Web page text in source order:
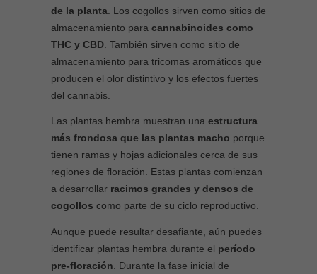
de la planta . Los cogollos sirven como sitios de
almacenamiento para cannabinoides como
THC y CBD . También sirven como sitio de
almacenamiento para tricomas aromáticos que
producen el olor distintivo y los efectos fuertes
del cannabis.
Las plantas hembra muestran una estructura
más frondosa que las plantas macho porque
tienen ramas y hojas adicionales cerca de sus
regiones de floración. Estas plantas comienzan
a desarrollar racimos grandes y densos de
cogollos como parte de su ciclo reproductivo.
Aunque puede resultar desafiante, aún puedes
identificar plantas hembra durante el período
pre-floración. Durante la fase inicial de